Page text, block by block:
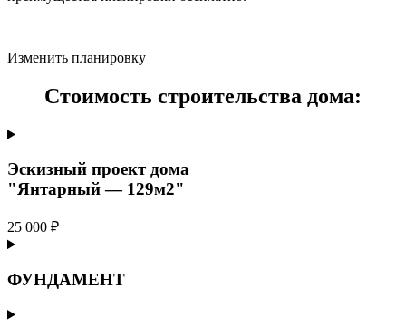
Изменить планировку
Стоимость строительства дома:
Эскизный проект дома
"Янтарный — 129м2"
25 000 ₽
ФУНДАМЕНТ